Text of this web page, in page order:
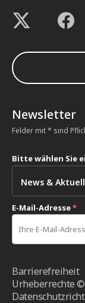
Newsletter
Felder mit * sind
Bitte wählen Sie
E-Mail-Adresse*
Barrierefreiheit
Urheberrechte ©